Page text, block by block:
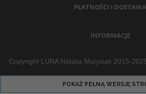
PŁATNOŚCI I DOSTAWA
INFORMACJE
Copyright LUNA Natalia Matysiak 2015-
POKAŻ PEŁNĄ WERSJĘ